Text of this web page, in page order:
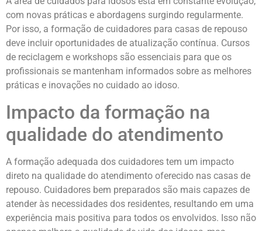
com novas práticas e abordagens surgindo regularmente.
Por isso, a formação de cuidadores para casas de repouso
deve incluir oportunidades de atualização contínua. Cursos
de reciclagem e workshops são essenciais para que os
profissionais se mantenham informados sobre as melhores
práticas e inovações no cuidado ao idoso.
Impacto da formação na
qualidade do atendimento
A formação adequada dos cuidadores tem um impacto
direto na qualidade do atendimento oferecido nas casas de
repouso. Cuidadores bem preparados são mais capazes de
atender às necessidades dos residentes, resultando em uma
experiência mais positiva para todos os envolvidos. Isso não